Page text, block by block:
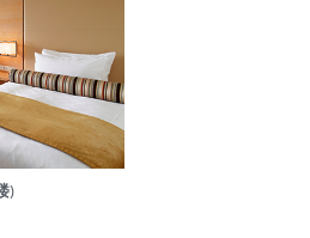
)